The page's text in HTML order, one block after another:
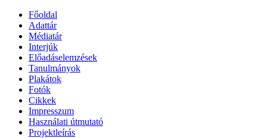
Főoldal
Adattár
Médiatár
Interjúk
Előadáselemzések
Tanulmányok
Plakátok
Fotók
Cikkek
Impresszum
Használati útmutató
Projektleírás